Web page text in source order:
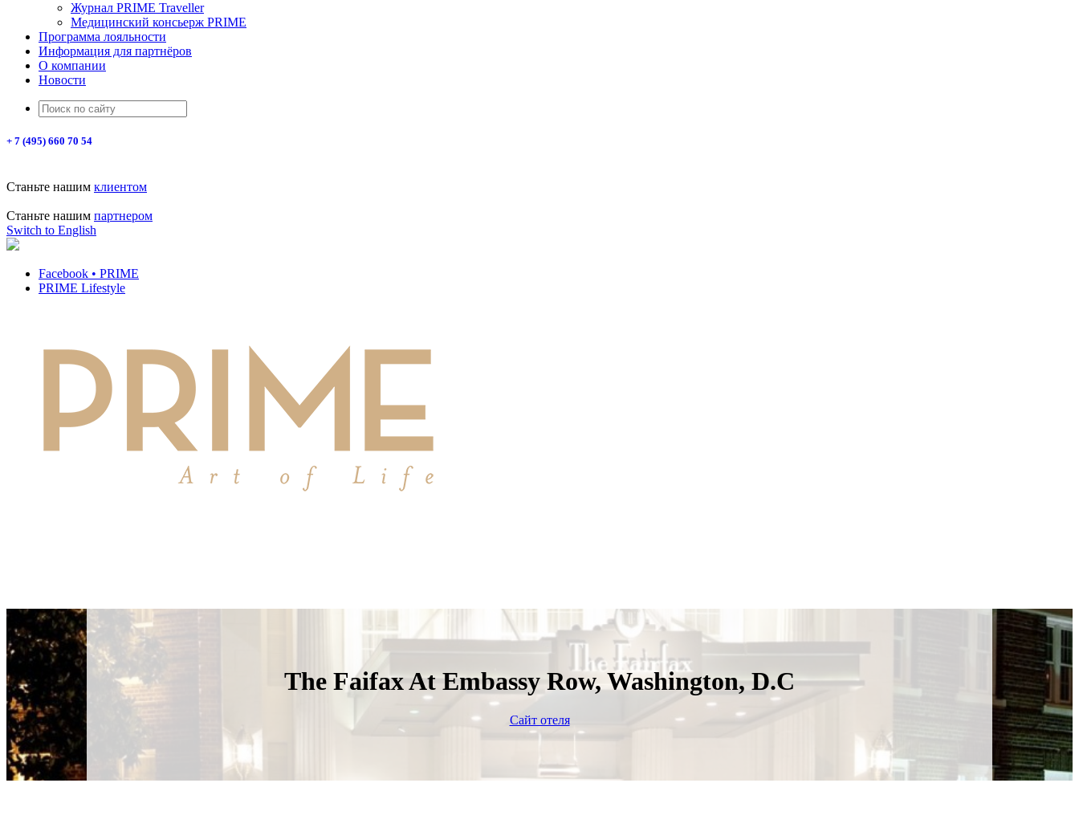
Журнал PRIME Traveller
Медицинский консьерж PRIME
Программа лояльности
Информация для партнёров
О компании
Новости
+ 7 (495) 660 70 54
Станьте нашим клиентом
Станьте нашим партнером
Switch to English
Facebook • PRIME
PRIME Lifestyle
The Faifax At Embassy Row, Washington, D.C
Сайт отеля